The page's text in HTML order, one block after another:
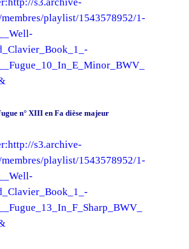
playlist/1543578952/1-
n° XIII en Fa dièse majeur
s3.archive-
playlist/1543578952/1-